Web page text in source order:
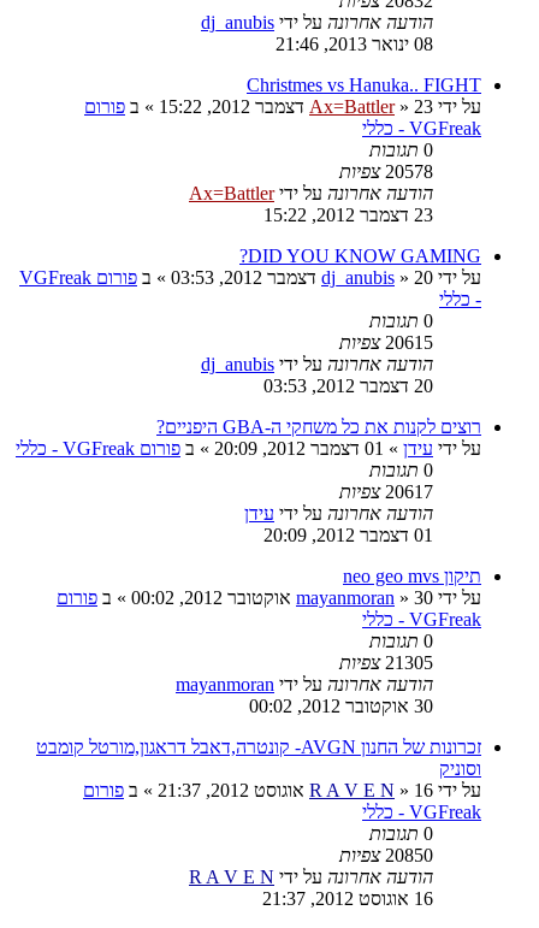
הודעה אחרונה על ידי dj_anubis
08 ינואר 2013, 21:46
Christmes vs Hanuka.. FIGHT
על ידי
Ax=Battler» 23 דצמבר 2012, 15:22 » ב פורום
VGFreak - כללי
0 תגובות
20578 צפיות
הודעה אחרונה על ידיAx=Battler
23 דצמבר 2012, 15:22
DID YOU KNOW GAMING?
על ידי
dj_anubis » 20 דצמבר 2012, 03:53 » ב
פורום VGFreak
- כללי
0 תגובות
20615 צפיות
הודעה אחרונה על ידי dj_anubis
20 דצמבר 2012, 03:53
רוצים לקנות את כל משחקי ה-GBA היפניים?
על ידי עידן » 01 דצמבר 2012, 20:09 » ב פורום VGFreak - כללי
0 תגובות
20617 צפיות
הודעה אחרונה על ידי עידן
01 דצמבר 2012, 20:09
תיקון neo geo mvs
על ידי
mayanmoran » 30 אוקטובר 2012, 00:02 » ב פורום
VGFreak - כללי
0 תגובות
21305 צפיות
הודעה אחרונה על ידי mayanmoran
30 אוקטובר 2012, 00:02
זכרונות של החנון AVGN- קונטרה,דאבל דראגון,מורטל קומבט
וסוניק
על ידי
R A V E N » 16 אוגוסט 2012, 21:37 » ב פורום
VGFreak - כללי
0 תגובות
20850 צפיות
הודעה אחרונה על ידי R A V E N
16 אוגוסט 2012, 21:37